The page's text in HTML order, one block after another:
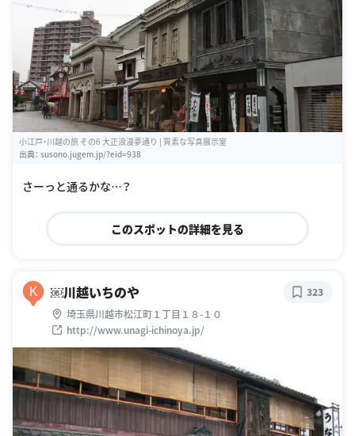
小江戸・川越の旅 その6 大正浪漫夢通り | 質素な写真展示室
出典： susono.jugem.jp/?eid=938
さーっと通るかな…？
このスポットの詳細を見る
K ￼川越いちのや
埼玉県川越市松江町１丁目１８-１０
http://www.unagi-ichinoya.jp/
323